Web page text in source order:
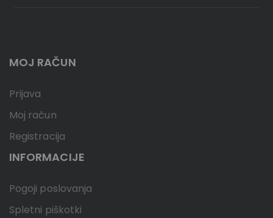
MOJ RAČUN
Prijava
Moj račun
Registracija
INFORMACIJE
Pogoji poslovanja
Spletni piškotki